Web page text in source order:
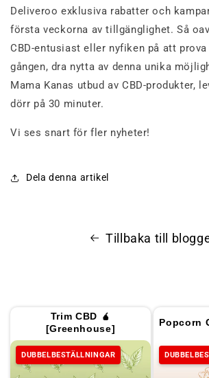
Deliveroo exklusiva rabatter och
första veckorna av tillgänglighet. Så
CBD-entusiast eller nyfiken på att
gången, dra nytta av denna unika
Mama Kanas utbud av CBD-produkter,
dörr på 30 minuter.
Vi ses snart för fler nyheter!
Dela denna artikel
Tillbaka till
Trim CBD 🧉
[Greenhouse]
DUBBELBESTÄLLNINGAR
Popcorn